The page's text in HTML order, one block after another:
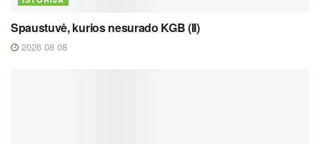
Spaustuvė, kurios nesurado KGB (II)
2026 08 08